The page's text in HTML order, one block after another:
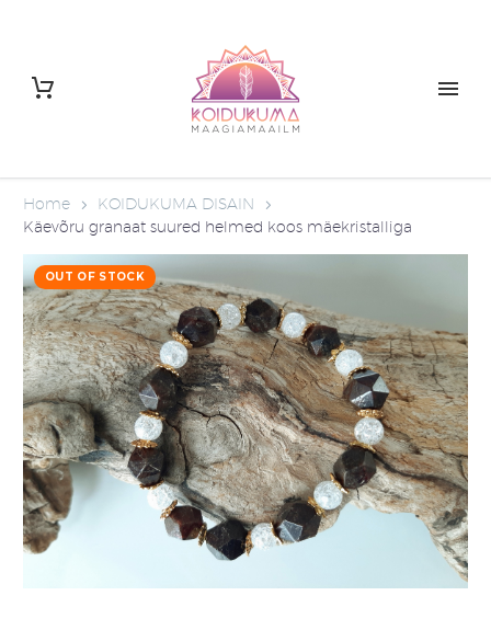
Home
KOIDUKUMA DISAIN
Käevõru granaat suured helmed koos mäekristalliga
OUT OF STOCK